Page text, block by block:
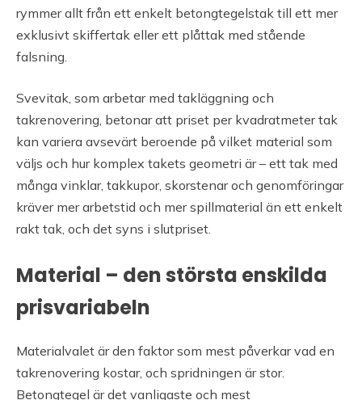
rymmer allt från ett enkelt betongtegelstak till ett mer
exklusivt skiffertak eller ett plåttak med stående
falsning.
Svevitak, som arbetar med takläggning och
takrenovering, betonar att priset per kvadratmeter tak
kan variera avsevärt beroende på vilket material som
väljs och hur komplex takets geometri är – ett tak med
många vinklar, takkupor, skorstenar och genomföringar
kräver mer arbetstid och mer spillmaterial än ett enkelt
rakt tak, och det syns i slutpriset.
Material – den största enskilda
prisvariabeln
Materialvalet är den faktor som mest påverkar vad en
takrenovering kostar, och spridningen är stor.
Betongtegel är det vanligaste och mest